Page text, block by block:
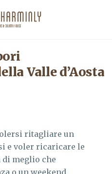
Valle d’Aosta
ritagliare un
e voler ricaricare le
di meglio che
o un weekend